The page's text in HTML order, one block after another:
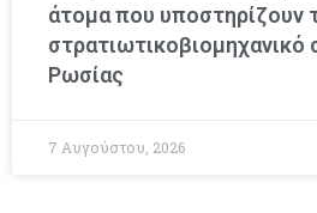
άτομα που υποστηρίζουν
στρατιωτικοβιομηχανικό
Ρωσίας
7 Αυγούστου, 2026